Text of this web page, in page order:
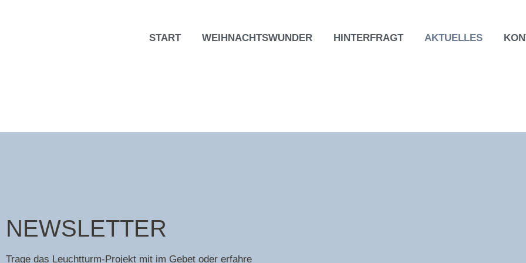
START WEIHNACHTSWUNDER HINTERFRAGT AKTUELLES
NEWSLETTER
Trage das Leuchtturm-Projekt mit im Gebet oder erfahre